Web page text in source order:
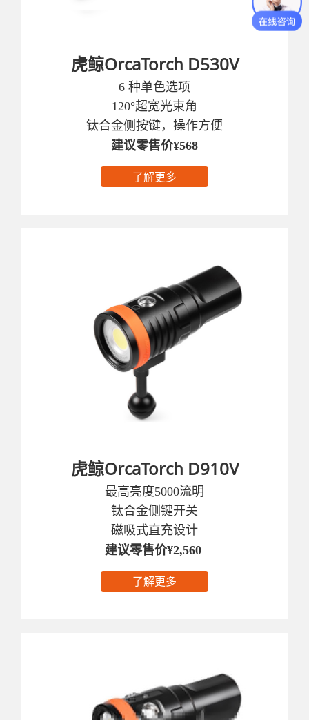
虎鲸OrcaTorch D530V
6 种单色选项
120°超宽光束角
钛合金侧按键，操作方便
建议零售价¥568
了解更多
虎鲸OrcaTorch D910V
最高亮度5000流明
钛合金侧键开关
磁吸式直充设计
建议零售价¥2,560
了解更多